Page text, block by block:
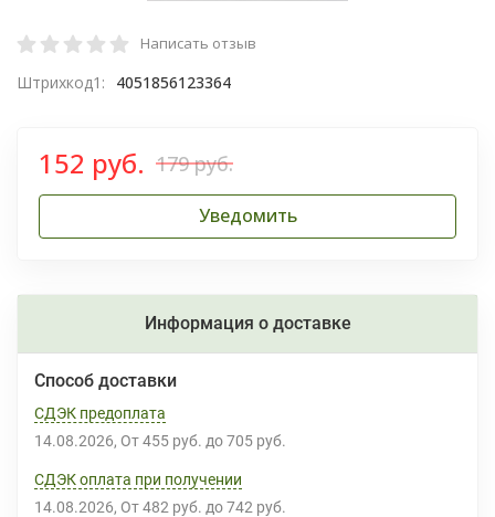
Написать отзыв
Штрихкод1: 4051856123364
152 руб. 179 руб.
Уведомить
Информация о доставке
Способ доставки
СДЭК предоплата
14.08.2026 От 455 руб. до 705 руб.
СДЭК оплата при получении
14.08.2026 От 482 руб. до 742 руб.